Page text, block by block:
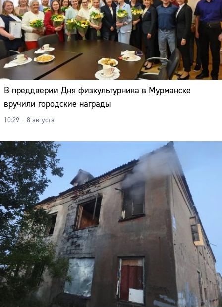
В преддверии Дня физкультурника в Мурманске
вручили городские награды
10:29 – 8 августа